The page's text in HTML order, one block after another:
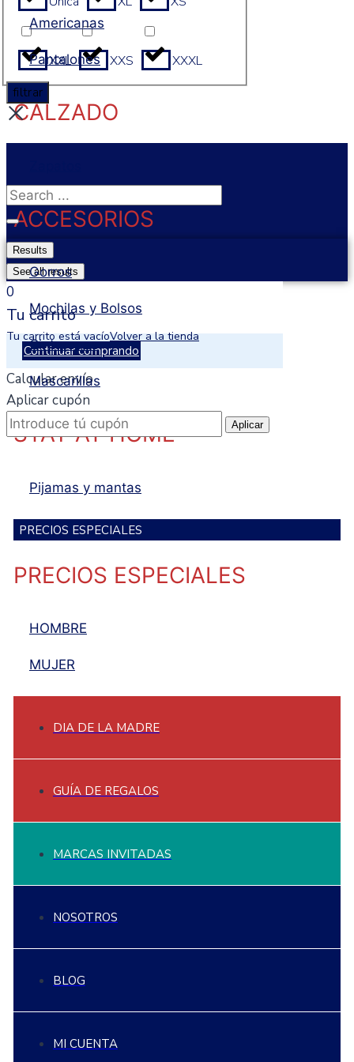
Americanas
Pantalones
CALZADO
ACCESORIOS
Gorros
Mochilas y Bolsos
Cinturones
Mascarillas
STAY AT HOME
Pijamas y mantas
PRECIOS ESPECIALES
PRECIOS ESPECIALES
HOMBRE
MUJER
DIA DE LA MADRE
GUÍA DE REGALOS
MARCAS INVITADAS
NOSOTROS
BLOG
MI CUENTA
XXL XXS
XXXL
filtrar
Search
...
Results
See all results
0
Tu carrito
Tu carrito está vacíoVolver a la tienda
Continuar comprando
Calcular envío
Aplicar cupón
Aplicar